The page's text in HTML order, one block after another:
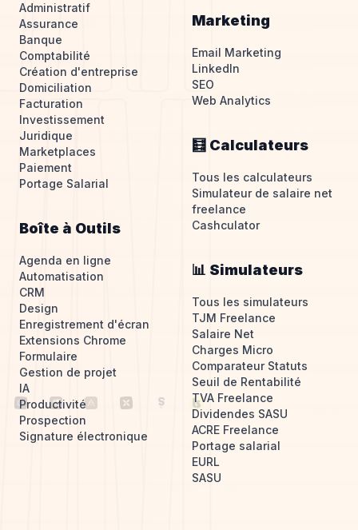
Administratif
Assurance
Banque
Comptabilité
Création d'entreprise
Domiciliation
Facturation
Investissement
Juridique
Marketplaces
Paiement
Portage Salarial
Boîte à Outils
Agenda en ligne
Automatisation
CRM
Design
Enregistrement d'écran
Extensions Chrome
Formulaire
Gestion de projet
IA
Productivité
Prospection
Signature électronique
Marketing
Email Marketing
LinkedIn
SEO
Web Analytics
🧮 Calculateurs
Tous les calculateurs
Simulateur de salaire net
freelance
Cashculator
📊 Simulateurs
Tous les simulateurs
TJM Freelance
Salaire Net
Charges Micro
Comparateur Statuts
Seuil de Rentabilité
TVA Freelance
Dividendes SASU
ACRE Freelance
Portage salarial
EURL
SASU